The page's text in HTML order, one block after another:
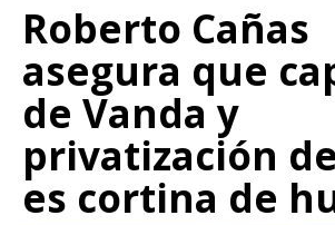
Roberto Cañas
asegura que
de Vanda y
privatización
es cortina de